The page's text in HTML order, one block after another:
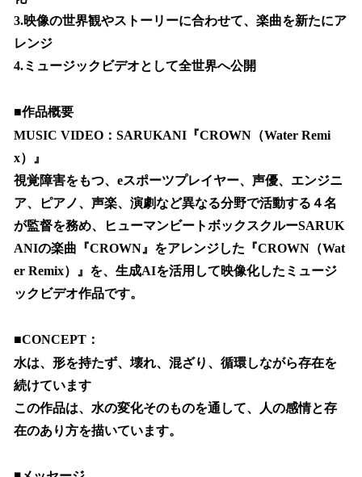
3.映像の世界観やストーリーに合わせて、楽曲を新たにア
レンジ
4.ミュージックビデオとして全世界へ公開
■作品概要
MUSIC VIDEO：SARUKANI『CROWN（Water Remi
x）』
視覚障害をもつ、eスポーツプレイヤー、声優、エンジニ
ア、ピアノ、声楽、演劇など異なる分野で活動する４名
が監督を務め、ヒューマンビートボックスクルーSARUK
ANIの楽曲『CROWN』をアレンジした『CROWN（Wat
er Remix）』を、生成AIを活用して映像化したミュージ
ックビデオ作品です。
■CONCEPT：
水は、形を持たず、壊れ、混ざり、循環しながら存在を
続けています
この作品は、水の変化そのものを通して、人の感情と存
在のあり方を描いています。